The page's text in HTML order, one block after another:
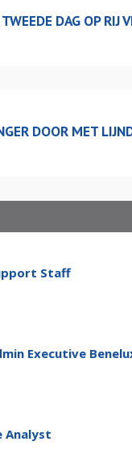
DAG OP RIJ
DOOR MET
Staff
Executive
Analyst